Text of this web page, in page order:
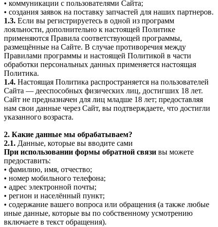
• коммуникации с пользователями Сайта;
• создания заявок на поставку запчастей для наших партнеров.
1.3. Если вы регистрируетесь в одной из программ
лояльности, дополнительно к настоящей Политике
применяются Правила соответствующей программы,
размещённые на Сайте. В случае противоречия между
Правилами программы и настоящей Политикой в части
обработки персональных данных применяется настоящая
Политика.
1.4. Настоящая Политика распространяется на пользователей
Сайта — дееспособных физических лиц, достигших 18 лет.
Сайт не предназначен для лиц младше 18 лет; предоставляя
нам свои данные через Сайт, вы подтверждаете, что достигли
указанного возраста.
2. Какие данные мы обрабатываем?
2.1. Данные, которые вы вводите сами
При использовании формы обратной связи вы можете
предоставить:
• фамилию, имя, отчество;
• номер мобильного телефона;
• адрес электронной почты;
• регион и населённый пункт;
• содержание вашего вопроса или обращения (а также любые
иные данные, которые вы по собственному усмотрению
включаете в текст обращения).